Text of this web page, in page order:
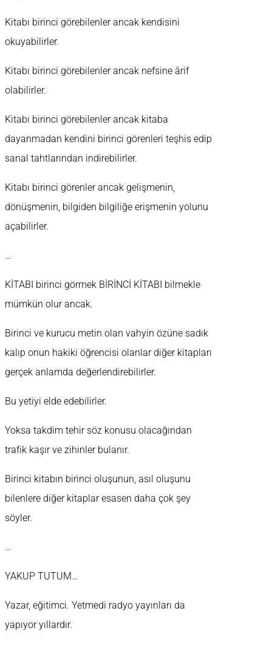
Kitabı birinci görebilenler ancak kendisini
okuyabilirler.
Kitabı birinci görebilenler ancak nefsine ârif
olabilirler.
Kitabı birinci görebilenler ancak kitaba
dayanmadan kendini birinci görenleri teşhis edip
sanal tahtlarından indirebilirler.
Kitabı birinci görenler ancak gelişmenin,
dönüşmenin, bilgiden bilgiliğe erişmenin yolunu
açabilirler.
…
KİTABI birinci görmek BİRİNCİ KİTABI bilmekle
mümkün olur ancak.
Birinci ve kurucu metin olan vahyin özüne sadık
kalıp onun hakiki öğrencisi olanlar diğer kitapları
gerçek anlamda değerlendirebilirler.
Bu yetiyi elde edebilirler.
Yoksa takdim tehir söz konusu olacağından
trafik kaşır ve zihinler bulanır.
Birinci kitabın birinci oluşunun, asıl oluşunu
bilenlere diğer kitaplar esasen daha çok şey
söyler.
…
YAKUP TUTUM…
Yazar, eğitimci. Yetmedi radyo yayınları da
yapıyor yıllardır.